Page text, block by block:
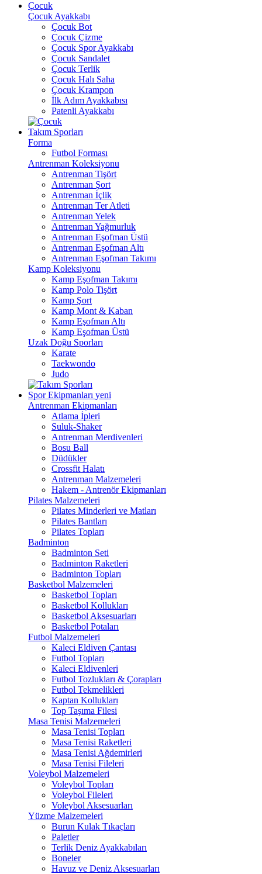
Çocuk
Çocuk Ayakkabı
Çocuk Bot
Çocuk Çizme
Çocuk Spor Ayakkabı
Çocuk Sandalet
Çocuk Terlik
Çocuk Halı Saha
Çocuk Krampon
İlk Adım Ayakkabısı
Patenli Ayakkabı
Takım Sporları
Forma
Futbol Forması
Antrenman Koleksiyonu
Antrenman Tişört
Antrenman Şort
Antrenman İçlik
Antrenman Ter Atleti
Antrenman Yelek
Antrenman Yağmurluk
Antrenman Eşofman Üstü
Antrenman Eşofman Altı
Antrenman Eşofman Takımı
Kamp Koleksiyonu
Kamp Eşofman Takımı
Kamp Polo Tişört
Kamp Şort
Kamp Mont & Kaban
Kamp Eşofman Altı
Kamp Eşofman Üstü
Uzak Doğu Sporları
Karate
Taekwondo
Judo
Spor Ekipmanları yeni
Antrenman Ekipmanları
Atlama İpleri
Suluk-Shaker
Antrenman Merdivenleri
Bosu Ball
Düdükler
Crossfit Halatı
Antrenman Malzemeleri
Hakem - Antrenör Ekipmanları
Pilates Malzemeleri
Pilates Minderleri ve Matları
Pilates Bantları
Pilates Topları
Badminton
Badminton Seti
Badminton Raketleri
Badminton Topları
Basketbol Malzemeleri
Basketbol Topları
Basketbol Kollukları
Basketbol Aksesuarları
Basketbol Potaları
Futbol Malzemeleri
Kaleci Eldiven Çantası
Futbol Topları
Kaleci Eldivenleri
Futbol Tozlukları & Çorapları
Futbol Tekmelikleri
Kaptan Kollukları
Top Taşıma Filesi
Masa Tenisi Malzemeleri
Masa Tenisi Topları
Masa Tenisi Raketleri
Masa Tenisi Ağdemirleri
Masa Tenisi Fileleri
Voleybol Malzemeleri
Voleybol Topları
Voleybol Fileleri
Voleybol Aksesuarları
Yüzme Malzemeleri
Burun Kulak Tıkaçları
Paletler
Terlik Deniz Ayakkabıları
Boneler
Havuz ve Deniz Aksesuarları